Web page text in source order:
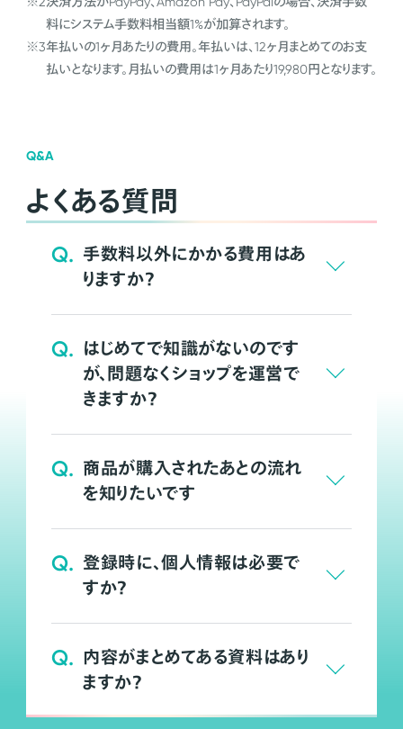
料にシステム手数料相当額1%が加算されます。
※3年払いの1ヶ月あたりの費用。年払いは、12ヶ月まとめてのお支
払いとなります。月払いの費用は1ヶ月あたり19,980円となります。
Q&A
よくある質問
Q. 手数料以外にかかる費用はあ
りますか？
Q. はじめてで知識がないのです
が、問題なくショップを運営で
きますか？
Q. 商品が購入されたあとの流れ
を知りたいです
Q. 登録時に、個人情報は必要で
すか？
Q. 内容がまとめてある資料はあり
ますか？